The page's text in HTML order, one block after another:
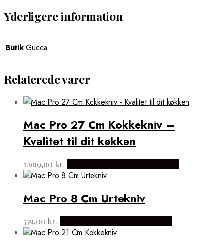
Yderligere information
ButikGucca
Relaterede varer
Mac Pro 27 Cm Kokkekniv –
Kvalitet til dit køkken
1.999,00 kr.
Mac Pro 8 Cm Urtekniv
579,00 kr.